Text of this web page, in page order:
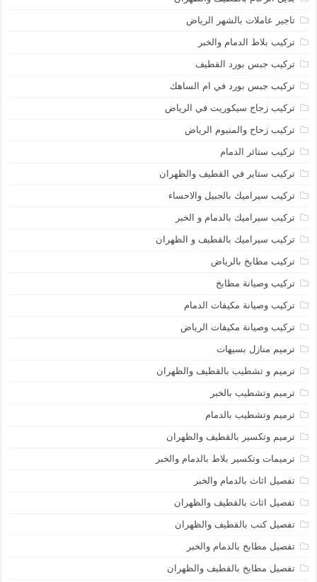
تاجير عاملات بالشهر الرياض
تركيب بلاط الدمام والخبر
تركيب جبس بورد القطيف
تركيب جبس بورد في ام الساهك
تركيب زجاج سيكوريت في الرياض
تركيب زحاح والمنيوم الرياض
تركيب ستائر الدمام
تركيب ستاير في القطيف والظهران
تركيب سيراميك بالجبيل والاحساء
تركيب سيراميك بالدمام و الخبر
تركيب سيراميك بالقطيف و الظهران
تركيب مطابخ بالرياض
تركيب وصيانة مطابخ
تركيب وصيانة مكيفات الدمام
تركيب وصيانة مكيفات الرياض
ترميم منازل بسيهات
ترميم و تشطيب بالقطيف والظهران
ترميم وتشطيب بالخبر
ترميم وتشطيب بالدمام
ترميم وتكسير بالقطيف والظهران
ترميمات وتكسير بلاط بالدمام والخبر
تفصيل اثاث بالدمام والخبر
تفصيل اثاث بالقطيف والظهران
تفصيل كنب بالقطيف والظهران
تفصيل مطابخ بالدمام والخبر
تفصيل مطايخ بالقطيف والظهران